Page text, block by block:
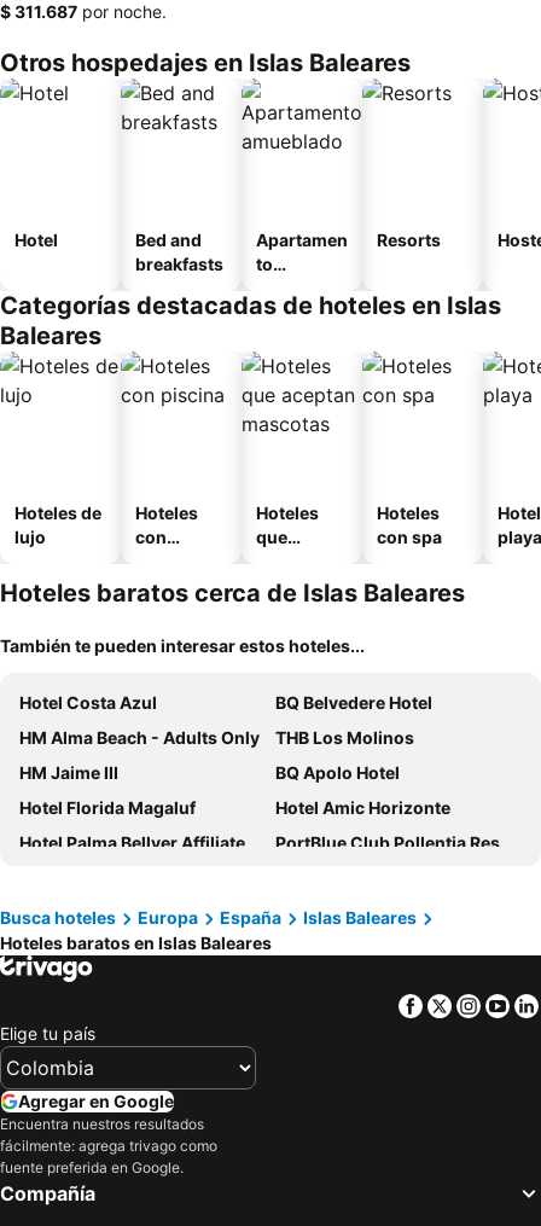
‎$ 311.687 por noche.
Otros hospedajes en Islas Baleares
Hotel
Bed and
breakfasts
Apartamen
to
o
Resorts
Categorías destacadas de hoteles en Islas
Baleares
Hoteles de
lujo
Hoteles
con
Hoteles
que
mascotas
Hoteles
con spa
playa
Hoteles baratos cerca de Islas Baleares
También te pueden interesar estos hoteles...
Hotel Costa Azul
BQ Belvedere Hotel
HM Alma Beach - Adults Only
THB Los Molinos
HM Jaime III
BQ Apolo Hotel
Hotel Florida Magaluf
Hotel Amic Horizonte
Hotel Palma Bellver Affiliated by Meliá
PortBlue Club Pollentia Resort & Spa
Hotel Vibra Mare Nostrum
Isla Mallorca & Spa
Hotel Palladium
Portofino Mallorca
THB Bamboo Alcudia
Ryans La Marina
Hotel Balear
BQ Amfora Beach
Grand Palladium Select Palace Ibiza
Hotel Ilusion Calma & Spa
Busca hoteles Europa España
Islas Baleares
Hoteles baratos en Islas Baleares
Facebook
Twitter
Elige tu país
Agregar en Google
Encuentra nuestros resultados
fácilmente: agrega trivago como
fuente preferida en Google.
Compañía